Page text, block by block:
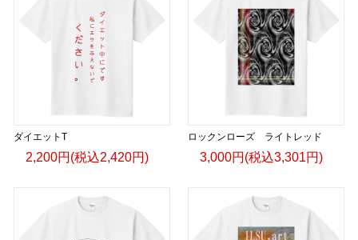
ダイエットT
2,200円(税込2,420円)
ロックンローズ ライトレッド
3,000円(税込3,301円)